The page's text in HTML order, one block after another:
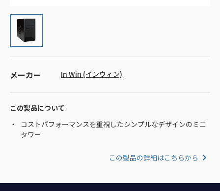
メーカー In Win (インウィン)
この製品について
コストパフォーマンスを重視したシンプルなデザインのミニ
タワー
この製品の詳細はこちらから